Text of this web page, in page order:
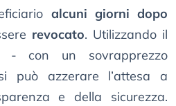
alcuni giorni dopo
revocato. Utilizzando il
- con un sovrapprezzo
può azzerare l’attesa a
e della sicurezza.